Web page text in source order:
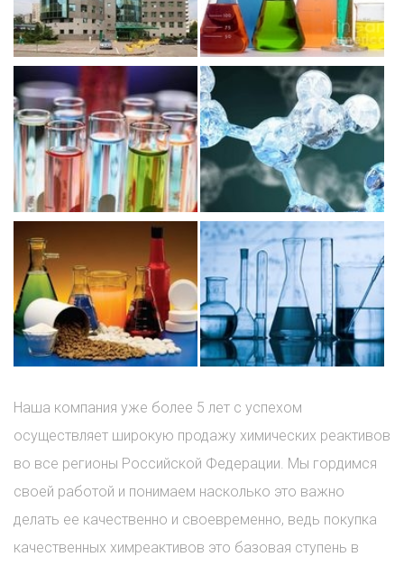
Наша компания уже более 5 лет с успехом
осуществляет широкую продажу химических реактивов
во все регионы Российской Федерации. Мы гордимся
своей работой и понимаем насколько это важно
делать ее качественно и своевременно, ведь покупка
качественных химреактивов это базовая ступень в